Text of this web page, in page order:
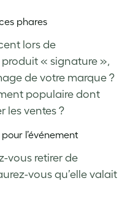
phares
lors de
produit « signature »,
de votre marque ?
populaire dont
les ventes ?
l’événement
vous retirer de
vous qu’elle valait